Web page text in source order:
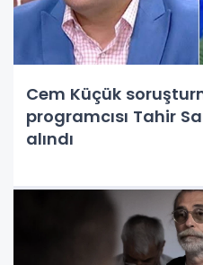
Cem Küçük
programcısı Tahir
alındı